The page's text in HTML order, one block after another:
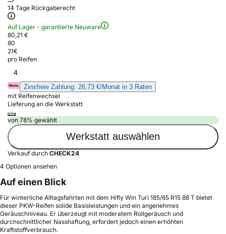
14 Tage Rückgaberecht
Auf Lager - garantierte Neuware
80,21 €
80
21€
pro Reifen
4
Zinsfreie Zahlung: 26,73 €/Monat in 3 Raten
mit Reifenwechsel
Lieferung an die Werkstatt
von 78% gewählt
Werkstatt auswählen
Verkauf durch CHECK24
4 Optionen ansehen
Auf einen Blick
Für winterliche Alltagsfahrten mit dem Hifly Win Turi 185/65 R15 88 T bietet
dieser PKW-Reifen solide Basisleistungen und ein angenehmes
Geräuschniveau. Er überzeugt mit moderatem Rollgeräusch und
durchschnittlicher Nasshaftung, erfordert jedoch einen erhöhten
Kraftstoffverbrauch.